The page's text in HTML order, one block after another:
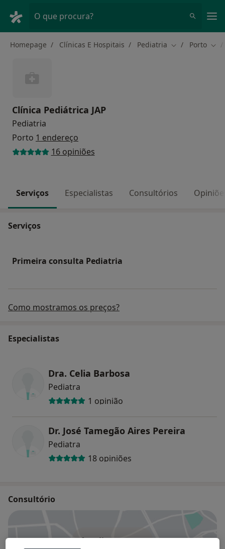
O que procura?
Homepage Clínicas E Hospitais Pediatria Mudar de
Porto
Clínica Pediátrica JAP
Pediatria
Porto 1 endereço
16 opiniões
Serviços Especialistas Consultórios
Serviços
Primeira consulta Pediatria
Como mostramos os preços?
Especialistas
Dra. Celia Barbosa
Pediatra
1 opinião
Dr. José Tamegão Aires Pereira
Pediatra
18 opiniões
Consultório
Ampliar o mapa